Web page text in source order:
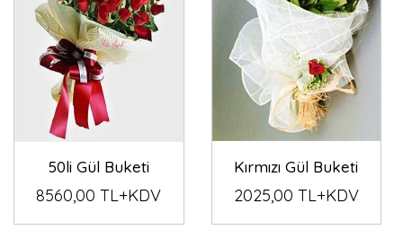
50li Gül Buketi
8560,00 TL+KDV
Kırmızı Gül Buketi
2025,00 TL+KDV